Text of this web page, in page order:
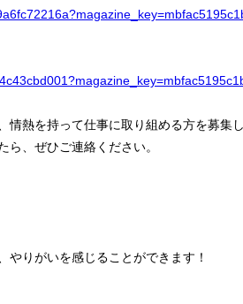
情熱を持って仕事に取り組める方を募集し
ら、ぜひご連絡ください。
やりがいを感じることができます！